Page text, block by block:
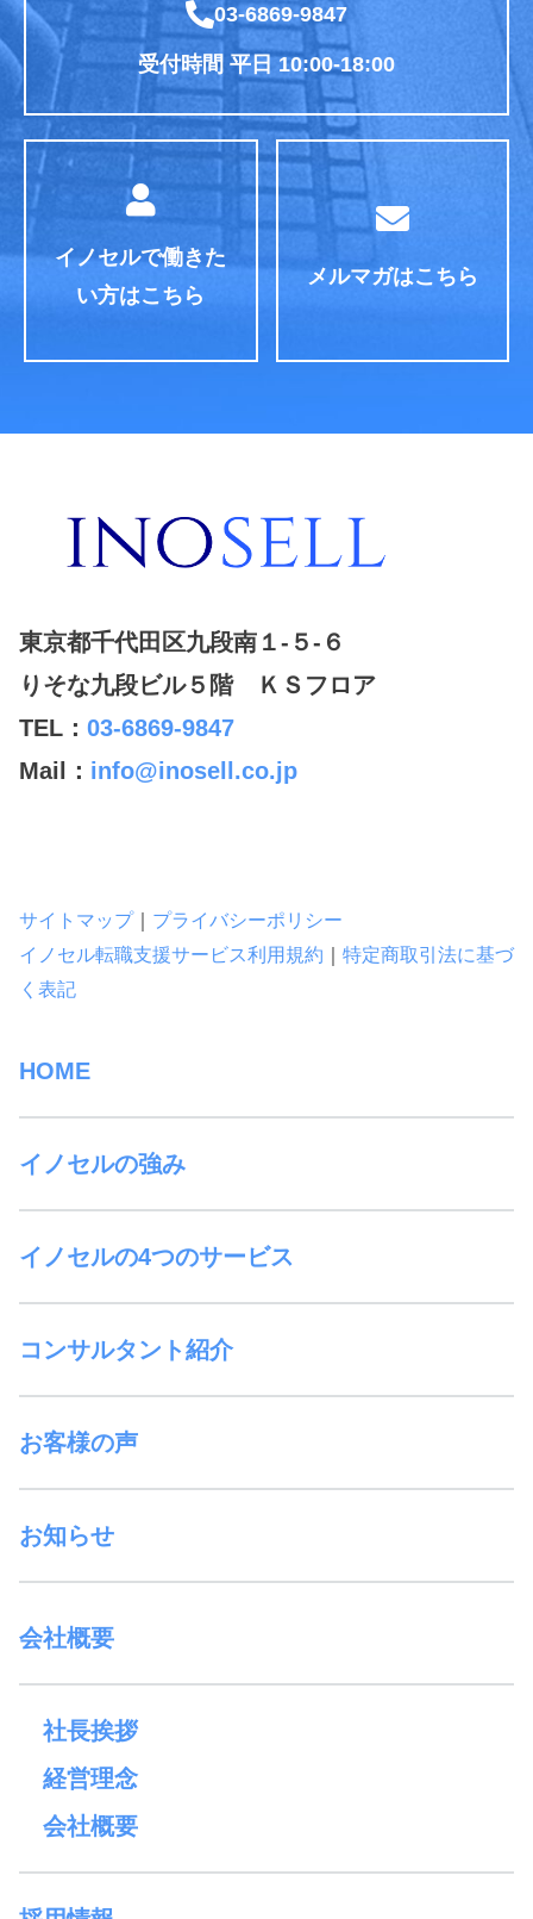
03-6869-9847
受付時間 平日 10:00-18:00
イノセルで働きた
い方はこちら
メルマガはこちら
東京都千代田区九段南１-５-６
りそな九段ビル５階 ＫＳフロア
TEL： 03-6869-9847
Mail： info@inosell.co.jp
サイトマップ｜ プライバシーポリシー
イノセル転職支援サービス利用規約
特定商取引法に基づ
く表記
HOME
イノセルの強み
イノセルの4つのサービス
コンサルタント紹介
お客様の声
お知らせ
会社概要
社長挨拶
経営理念
会社概要